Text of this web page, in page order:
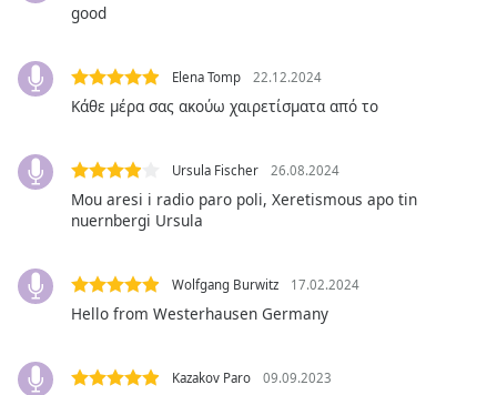
Family
Done
Close
dialog
window.
good
Elena Tomp 22.12.2024
Κάθε μέρα σας ακούω χαιρετίσματα από το
Ursula Fischer 26.08.2024
Mou aresi i radio paro poli, Xeretismous apo tin
nuernbergi Ursula
Wolfgang Burwitz 17.02.2024
Hello from Westerhausen Germany
Kazakov Paro 09.09.2023